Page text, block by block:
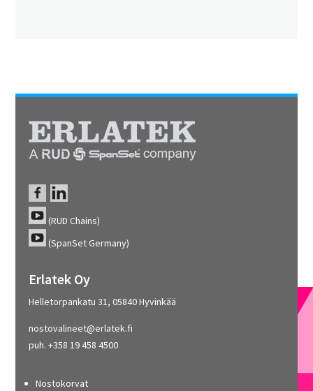
(RUD Chains)
(SpanSet Germany)
Erlatek Oy
Helletorpankatu 31, 05840 Hyvinkää
nostovalineet@erlatek.fi
puh. +358 19 458 4500
Nostokorvat